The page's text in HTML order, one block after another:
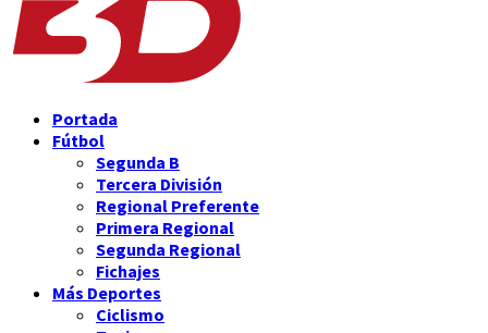
Portada
Fútbol
Segunda B
Tercera División
Regional Preferente
Primera Regional
Segunda Regional
Fichajes
Más Deportes
Ciclismo